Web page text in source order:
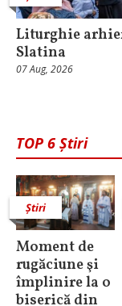
Liturghie
Slatina
07 Aug, 2026
TOP 6 Știri
Știri
Moment de
rugăciune şi
împlinire la o
biserică din